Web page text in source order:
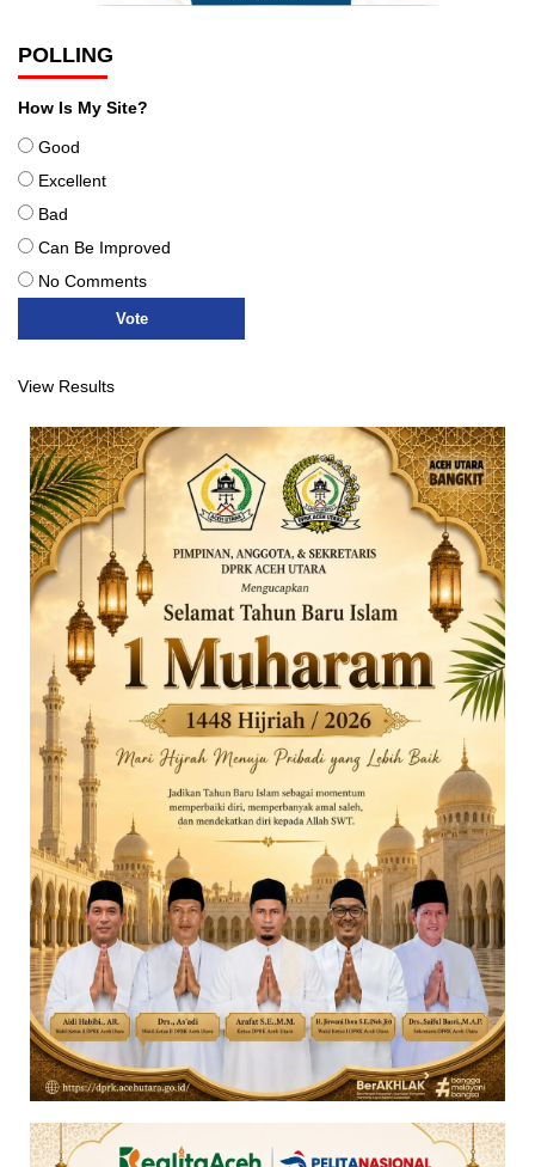
POLLING
How Is My Site?
Good
Excellent
Bad
Can Be Improved
No Comments
View Results